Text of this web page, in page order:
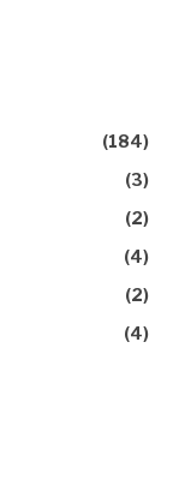
(184)
(3)
(2)
(4)
(2)
(4)